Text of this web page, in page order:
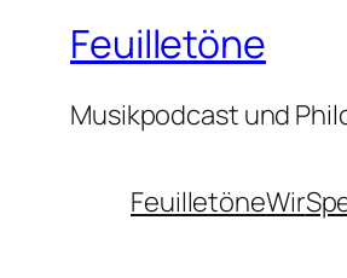
Feuilletöne
Musikpodcast und
FeuilletöneWir